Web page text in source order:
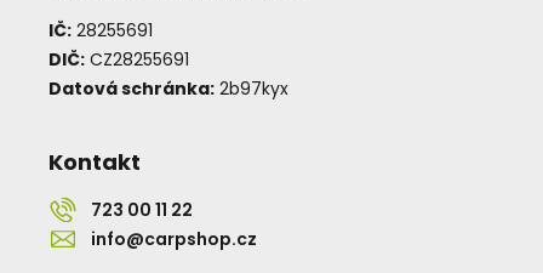
IČ: 28255691
DIČ: CZ28255691
Datová schránka: 2b97kyx
Kontakt
723 00 11 22
info@carpshop.cz